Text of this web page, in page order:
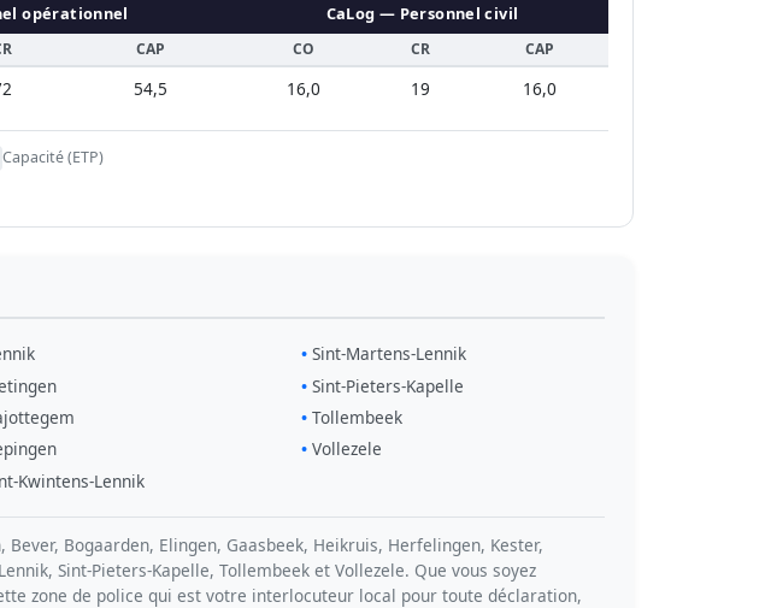
opérationnel CaLog — Personnel civil
CAP CO CR CAP
54,5 16,0 19 16,0
Capacité (ETP)
Kwintens-Lennik
Sint-Martens-Lennik
Sint-Pieters-Kapelle
Tollembeek
Vollezele
Bogaarden, Elingen, Gaasbeek, Heikruis, Herfelingen, Kester,
Sint-Pieters-Kapelle, Tollembeek et Vollezele. Que vous soyez
zone de police qui est votre interlocuteur local pour toute déclaration,